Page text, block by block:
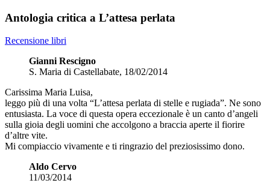
Antologia critica a L’attesa perlata
Recensione libri
Gianni Rescigno
S. Maria di Castellabate, 18/02/2014
Carissima Maria Luisa,
leggo più di una volta “L’attesa perlata di stelle e rugiada”. Ne sono
entusiasta. La voce di questa opera eccezionale è un canto d’angeli
sulla gioia degli uomini che accolgono a braccia aperte il fiorire
d’altre vite.
Mi compiaccio vivamente e ti ringrazio del preziosissimo dono.
Aldo Cervo
11/03/2014